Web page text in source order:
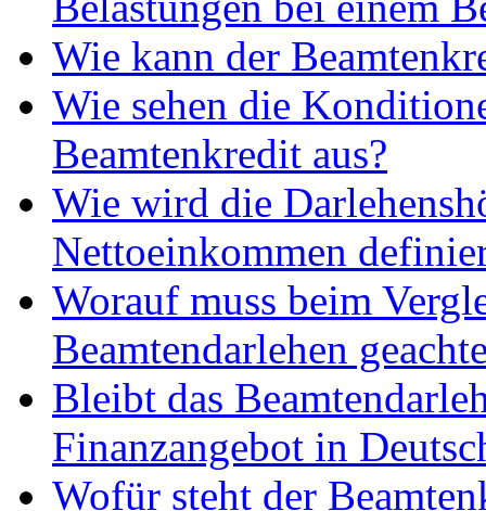
Wie kann der
Wie sehen die
Beamtenkredit aus?
Wie wird die
Nettoeinkommen
Worauf muss beim
Beamtendarlehen
Bleibt das
Finanzangebot in
Wofür steht der